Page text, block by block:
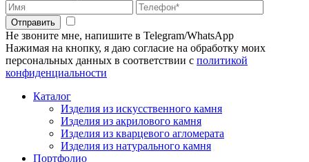
Отправить
Не звоните мне, напишите в Telegram/WhatsApp
Нажимая на кнопку, я даю согласие на обработку моих
персональных данных в соответствии с политикой
конфиденциальности
Каталог
Изделия из искусственного камня
Изделия из акрилового камня
Изделия из кварцевого агломерата
Изделия из натурального камня
Портфолио